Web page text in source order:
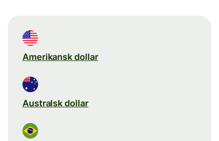
Amerikansk dollar
Australsk dollar